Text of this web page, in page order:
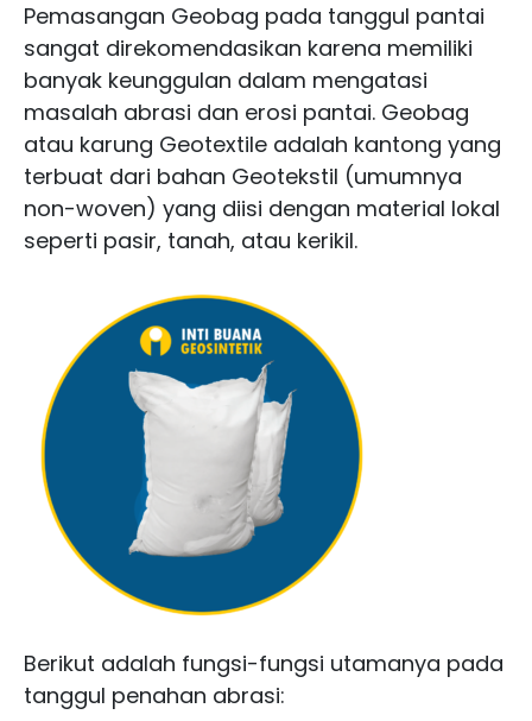
Pemasangan Geobag pada tanggul pantai
sangat direkomendasikan karena memiliki
banyak keunggulan dalam mengatasi
masalah abrasi dan erosi pantai. Geobag
atau karung Geotextile adalah kantong yang
terbuat dari bahan Geotekstil (umumnya
non-woven) yang diisi dengan material lokal
seperti pasir, tanah, atau kerikil.
Berikut adalah fungsi-fungsi utamanya pada
tanggul penahan abrasi: